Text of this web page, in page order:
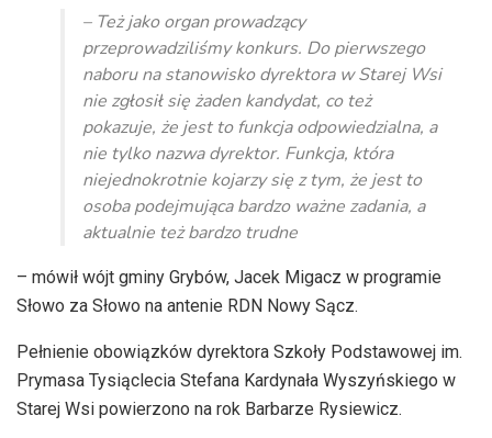
dźwiękowych– Też jako organ prowadzący
przeprowadziliśmy konkurs. Do pierwszego
naboru na stanowisko dyrektora w Starej Wsi
nie zgłosił się żaden kandydat, co też
pokazuje, że jest to funkcja odpowiedzialna, a
nie tylko nazwa dyrektor. Funkcja, która
niejednokrotnie kojarzy się z tym, że jest to
osoba podejmująca bardzo ważne zadania, a
aktualnie też bardzo trudne
– mówił wójt gminy Grybów, Jacek Migacz w programie
Słowo za Słowo na antenie RDN Nowy Sącz.
Pełnienie obowiązków dyrektora Szkoły Podstawowej im.
Prymasa Tysiąclecia Stefana Kardynała Wyszyńskiego w
Starej Wsi powierzono na rok Barbarze Rysiewicz.